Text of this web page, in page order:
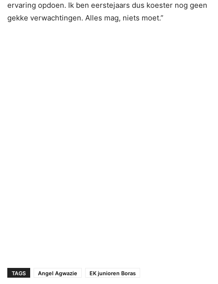
ervaring opdoen. Ik ben eerstejaars dus koester nog geen
gekke verwachtingen. Alles mag, niets moet.”
TAGS Angel Agwazie EK junioren Boras